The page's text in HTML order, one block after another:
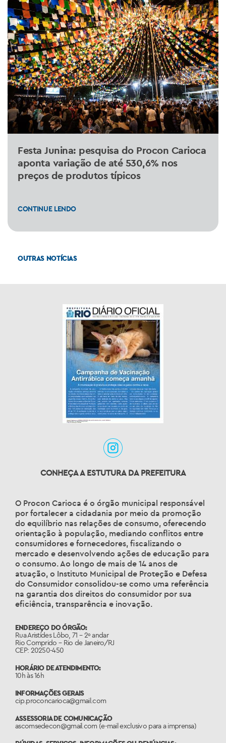
Festa Junina: pesquisa do Procon Carioca
aponta variação de até 530,6% nos
preços de produtos típicos
CONTINUE LENDO
OUTRAS NOTÍCIAS
CONHEÇA A ESTUTURA DA PREFEITURA
O Procon Carioca é o órgão municipal responsável
por fortalecer a cidadania por meio da promoção
do equilíbrio nas relações de consumo, oferecendo
orientação à população, mediando conflitos entre
consumidores e fornecedores, fiscalizando o
mercado e desenvolvendo ações de educação para
o consumo. Ao longo de mais de 14 anos de
atuação, o Instituto Municipal de Proteção e Defesa
do Consumidor consolidou-se como uma referência
na garantia dos direitos do consumidor por sua
eficiência, transparência e inovação.
ENDEREÇO DO ÓRGÃO:
Rua Aristídes Lôbo, 71 – 2º andar
Rio Comprido – Rio de Janeiro/RJ
CEP: 20250-450
HORÁRIO DE ATENDIMENTO:
10h às 16h
INFORMAÇÕES GERAIS
cip.proconcarioca@gmail.com
ASSESSORIA DE COMUNICAÇÃO
ascomsedecon@gmail.com (e-mail exclusivo para a imprensa)